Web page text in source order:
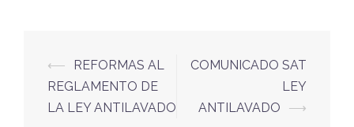
⟵
REFORMAS AL
REGLAMENTO DE
LA LEY ANTILAVADO
COMUNICADO SAT
LEY
ANTILAVADO
⟶